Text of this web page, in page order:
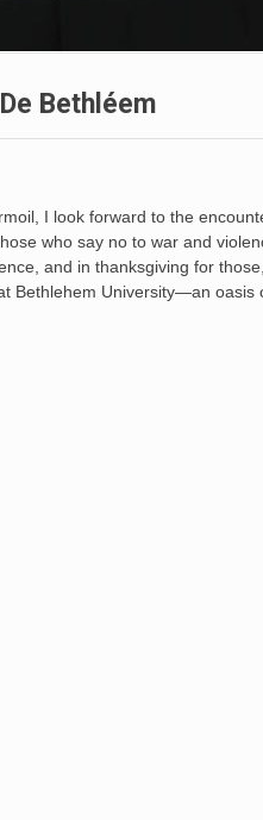
Bethléem
I look forward to the
who say no to war and
and in thanksgiving for
Bethlehem University—an oasis